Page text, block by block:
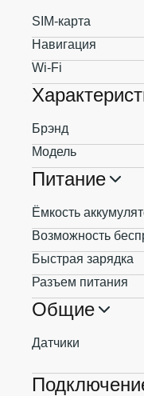
SIM-карта
Навигация
Wi-Fi
Брэнд
Модель
Питание
Ёмкость
Возможность
Быстрая зарядка
Разъем питания
Общие
Датчики